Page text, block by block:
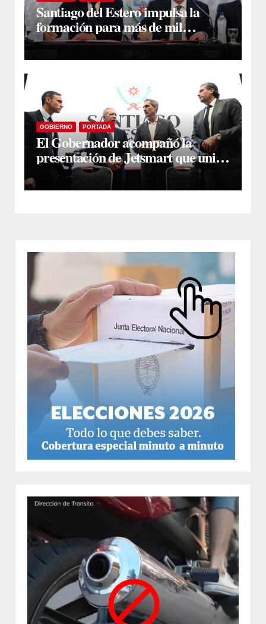
Santiago del Estero impulsa la
formación para más de mil
docentes que aspiran a cargos
jerárquicos
GOBIERNO PORTADA
El Gobernador acompañó la
presentación de Jetsmart que unirá
Santiago y Buenos Aires